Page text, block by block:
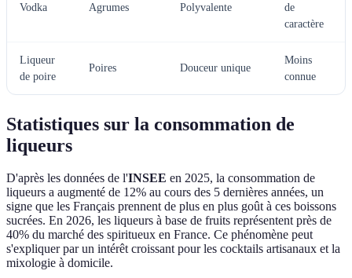
Vodka Agrumes Polyvalente
de
caractère
Liqueur
de poire
Poires Douceur unique
Moins
connue
Statistiques sur la consommation de
liqueurs
D'après les données de l'INSEE en 2025, la consommation de
liqueurs a augmenté de 12% au cours des 5 dernières années, un
signe que les Français prennent de plus en plus goût à ces boissons
sucrées. En 2026, les liqueurs à base de fruits représentent près de
40% du marché des spiritueux en France. Ce phénomène peut
s'expliquer par un intérêt croissant pour les cocktails artisanaux et la
mixologie à domicile.